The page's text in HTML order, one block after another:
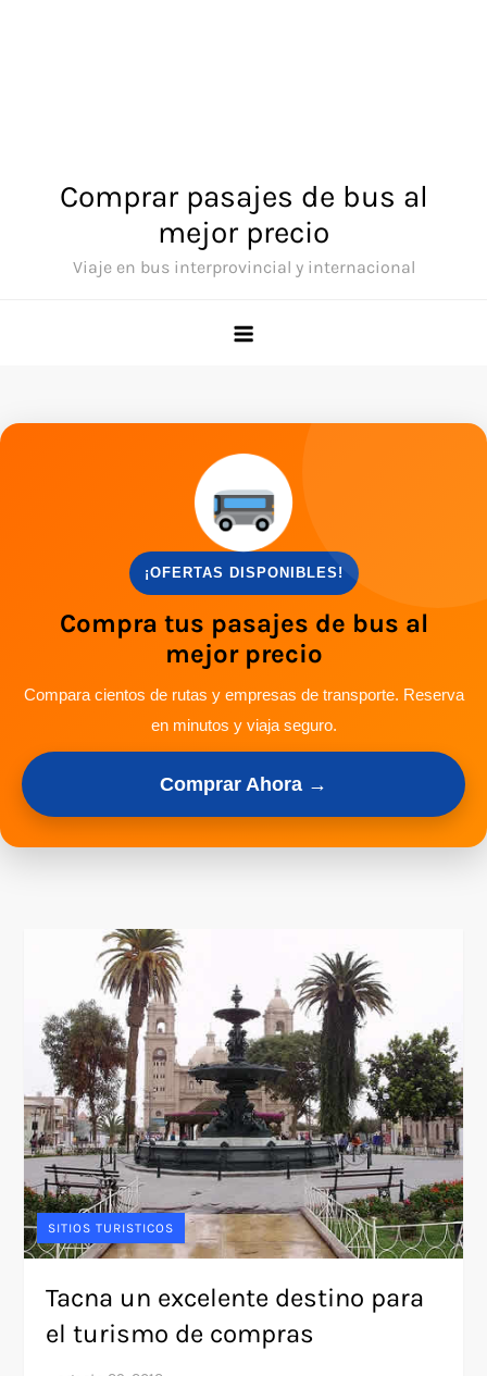
Comprar pasajes de bus al
mejor precio
Viaje en bus interprovincial y internacional
¡OFERTAS DISPONIBLES!
Compra tus pasajes de bus al
mejor precio
Compara cientos de rutas y empresas de transporte. Reserva
en minutos y viaja seguro.
Comprar Ahora →
SITIOS TURISTICOS
Tacna un excelente destino para
el turismo de compras